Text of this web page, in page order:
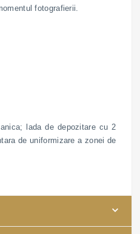
fotografierii.
lada de depozitare cu 2
de uniformizare a zonei de